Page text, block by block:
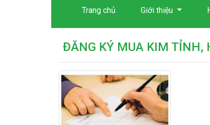
Trang chủ Giới thiệu
ĐĂNG KÝ MUA KIM TỈNH,